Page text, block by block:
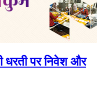
धरती पर निवेश और